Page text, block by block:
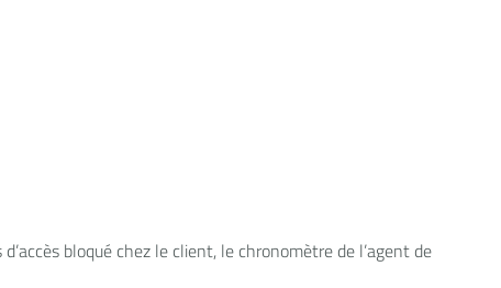
bloqué chez le client, le chronomètre de l’agent de